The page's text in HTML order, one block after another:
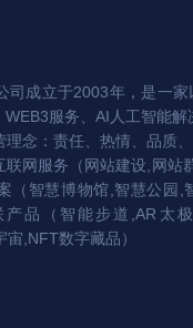
司成立于2003年，是一
服务、AI人工智能解
理念：责任、热情、品质
网服务（网站建设,网站
（智慧博物馆,智慧公园
品（智能步道,AR太
,NFT数字藏品）